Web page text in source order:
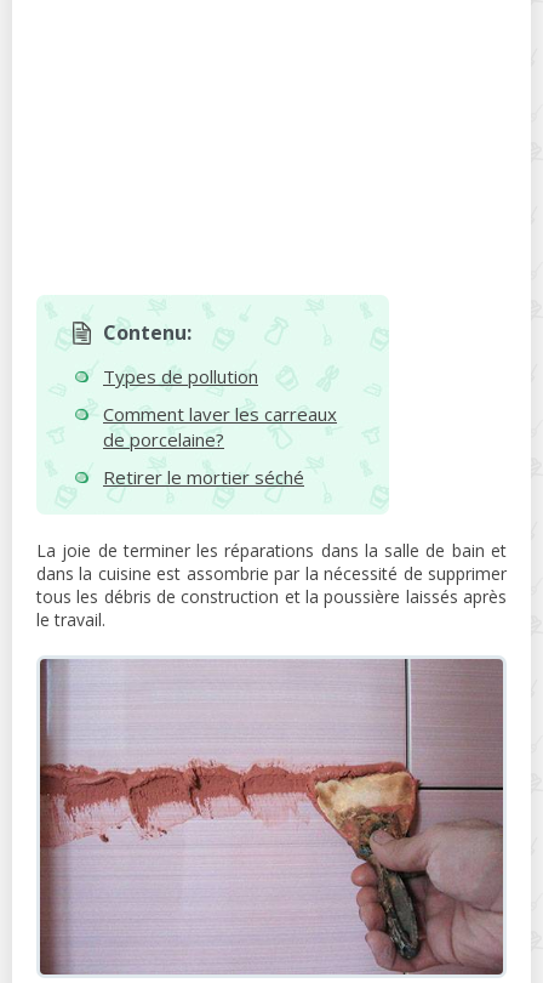
Contenu:
Types de pollution
Comment laver les carreaux
de porcelaine?
Retirer le mortier séché
La joie de terminer les réparations dans la salle de bain et
dans la cuisine est assombrie par la nécessité de supprimer
tous les débris de construction et la poussière laissés après
le travail.